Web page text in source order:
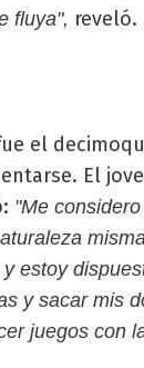
fluya", reveló.
el
El
"Me
estoy
y sacar mis
juegos con